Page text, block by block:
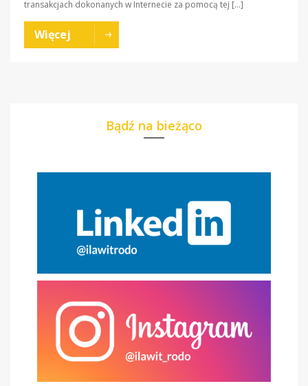
transakcjach dokonanych w Internecie za pomocą tej […]
Więcej
Bądź na bieżąco